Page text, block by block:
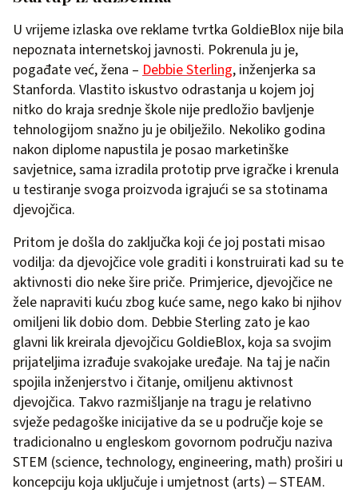
U vrijeme izlaska ove reklame tvrtka GoldieBlox nije bila
nepoznata internetskoj javnosti. Pokrenula ju je,
pogađate već, žena – Debbie Sterling, inženjerka sa
Stanforda. Vlastito iskustvo odrastanja u kojem joj
nitko do kraja srednje škole nije predložio bavljenje
tehnologijom snažno ju je obilježilo. Nekoliko godina
nakon diplome napustila je posao marketinške
savjetnice, sama izradila prototip prve igračke i krenula
u testiranje svoga proizvoda igrajući se sa stotinama
djevojčica.
Pritom je došla do zaključka koji će joj postati misao
vodilja: da djevojčice vole graditi i konstruirati kad su te
aktivnosti dio neke šire priče. Primjerice, djevojčice ne
žele napraviti kuću zbog kuće same, nego kako bi njihov
omiljeni lik dobio dom. Debbie Sterling zato je kao
glavni lik kreirala djevojčicu GoldieBlox, koja sa svojim
prijateljima izrađuje svakojake uređaje. Na taj je način
spojila inženjerstvo i čitanje, omiljenu aktivnost
djevojčica. Takvo razmišljanje na tragu je relativno
svježe pedagoške inicijative da se u područje koje se
tradicionalno u engleskom govornom području naziva
STEM (science, technology, engineering, math) proširi u
koncepciju koja uključuje i umjetnost (arts) ‒ STEAM.